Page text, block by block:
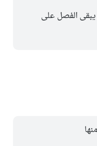
يبقى الفصل على